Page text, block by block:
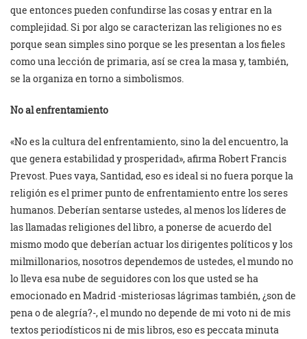
que entonces pueden confundirse las cosas y entrar en la
complejidad. Si por algo se caracterizan las religiones no es
porque sean simples sino porque se les presentan a los fieles
como una lección de primaria, así se crea la masa y, también,
se la organiza en torno a simbolismos.
No al enfrentamiento
«No es la cultura del enfrentamiento, sino la del encuentro, la
que genera estabilidad y prosperidad», afirma Robert Francis
Prevost. Pues vaya, Santidad, eso es ideal si no fuera porque la
religión es el primer punto de enfrentamiento entre los seres
humanos. Deberían sentarse ustedes, al menos los líderes de
las llamadas religiones del libro, a ponerse de acuerdo del
mismo modo que deberían actuar los dirigentes políticos y los
milmillonarios, nosotros dependemos de ustedes, el mundo no
lo lleva esa nube de seguidores con los que usted se ha
emocionado en Madrid -misteriosas lágrimas también, ¿son de
pena o de alegría?-, el mundo no depende de mi voto ni de mis
textos periodísticos ni de mis libros, eso es peccata minuta